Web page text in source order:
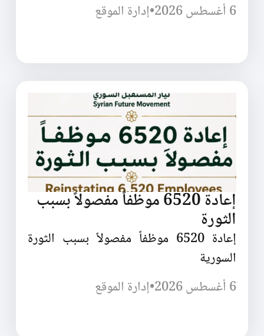
6 أغسطس 2026
•إدارة الموقع
إعادة 6520 موظفاً مفصولاً بسبب
الثورة
إعادة 6520 موظفاً مفصولاً بسبب الثورة
السورية
6 أغسطس 2026
•إدارة الموقع